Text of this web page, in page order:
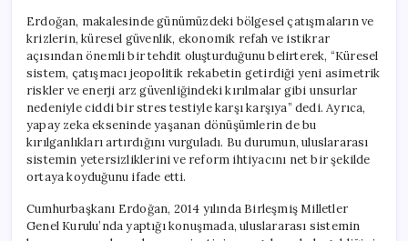
Erdoğan, makalesinde günümüzdeki bölgesel çatışmaların ve
krizlerin, küresel güvenlik, ekonomik refah ve istikrar
açısından önemli bir tehdit oluşturduğunu belirterek, “Küresel
sistem, çatışmacı jeopolitik rekabetin getirdiği yeni asimetrik
riskler ve enerji arz güvenliğindeki kırılmalar gibi unsurlar
nedeniyle ciddi bir stres testiyle karşı karşıya” dedi. Ayrıca,
yapay zeka ekseninde yaşanan dönüşümlerin de bu
kırılganlıkları artırdığını vurguladı. Bu durumun, uluslararası
sistemin yetersizliklerini ve reform ihtiyacını net bir şekilde
ortaya koyduğunu ifade etti.
Cumhurbaşkanı Erdoğan, 2014 yılında Birleşmiş Milletler
Genel Kurulu’nda yaptığı konuşmada, uluslararası sistemin